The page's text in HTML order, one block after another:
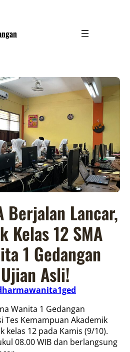
Berjalan Lancar,
Kelas 12 SMA
1 Gedangan
Asli!
Wanita 1 Gedangan
Tes Kemampuan Akademik
kelas 12 pada Kamis (9/10).
08.00 WIB dan berlangsung